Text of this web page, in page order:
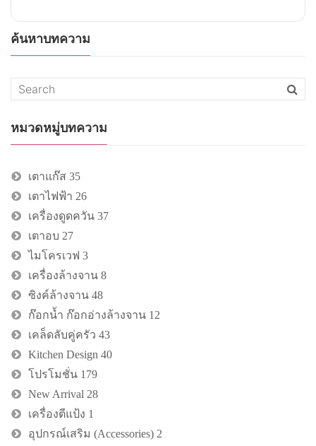
ค้นหาบทความ
หมวดหมู่บทความ
เตาแก๊ส 35
เตาไฟฟ้า 26
เครื่องดูดควัน 37
เตาอบ 27
ไมโครเวฟ 3
เครื่องล้างจาน 8
ซิงค์ล้างจาน 48
ก๊อกน้ำ ก๊อกอ่างล้างจาน 12
เคล็ดลับคู่ครัว 43
Kitchen Design 40
โปรโมชั่น 179
New Arrival 28
เครื่องตีแป้ง 1
อุปกรณ์เสริม (Accessories) 2